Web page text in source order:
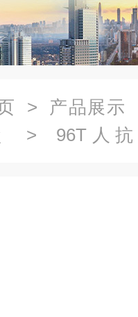
> 产品展示
> 96T人抗